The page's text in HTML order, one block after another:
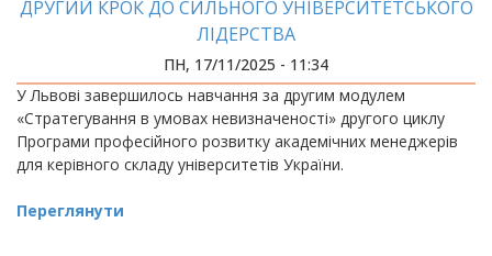
ДРУГИЙ КРОК ДО СИЛЬНОГО УНІВЕРСИТЕТСЬКОГО
ЛІДЕРСТВА
ПН, 17/11/2025 - 11:34
У Львові завершилось навчання за другим модулем
«Стратегування в умовах невизначеності» другого циклу
Програми професійного розвитку академічних менеджерів
для керівного складу університетів України.
Переглянути